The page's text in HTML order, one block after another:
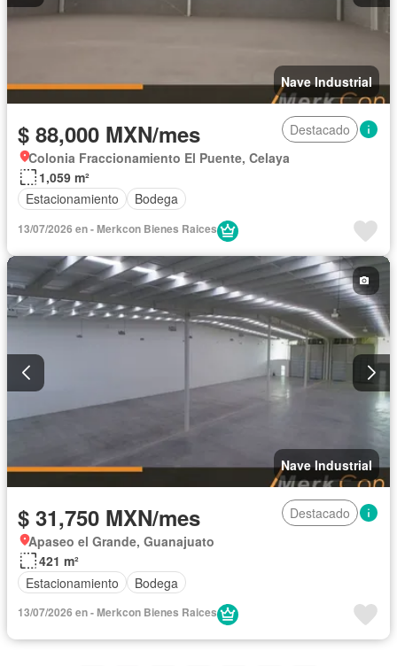
Nave Industrial
$ 88,000 MXN/mes
Destacado
Colonia Fraccionamiento El Puente, Celaya
1,059 m²
Estacionamiento
Bodega
13/07/2026 en - Merkcon Bienes Raices
Nave Industrial
$ 31,750 MXN/mes
Destacado
Apaseo el Grande, Guanajuato
421 m²
Estacionamiento
Bodega
13/07/2026 en - Merkcon Bienes Raices